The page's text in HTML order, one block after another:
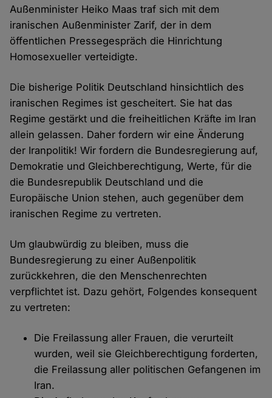
Außenminister Heiko Maas traf sich mit dem
iranischen Außenminister Zarif, der in dem
öffentlichen Pressegespräch die Hinrichtung
Homosexueller verteidigte.
Die bisherige Politik Deutschland hinsichtlich des
iranischen Regimes ist gescheitert. Sie hat das
Regime gestärkt und die freiheitlichen Kräfte im Iran
allein gelassen. Daher fordern wir eine Änderung
der Iranpolitik! Wir fordern die Bundesregierung auf,
Demokratie und Gleichberechtigung, Werte, für die
die Bundesrepublik Deutschland und die
Europäische Union stehen, auch gegenüber dem
iranischen Regime zu vertreten.
Um glaubwürdig zu bleiben, muss die
Bundesregierung zu einer Außenpolitik
zurückkehren, die den Menschenrechten
verpflichtet ist. Dazu gehört, Folgendes konsequent
zu vertreten:
Die Freilassung aller Frauen, die verurteilt
wurden, weil sie Gleichberechtigung forderten,
die Freilassung aller politischen Gefangenen im
Iran.